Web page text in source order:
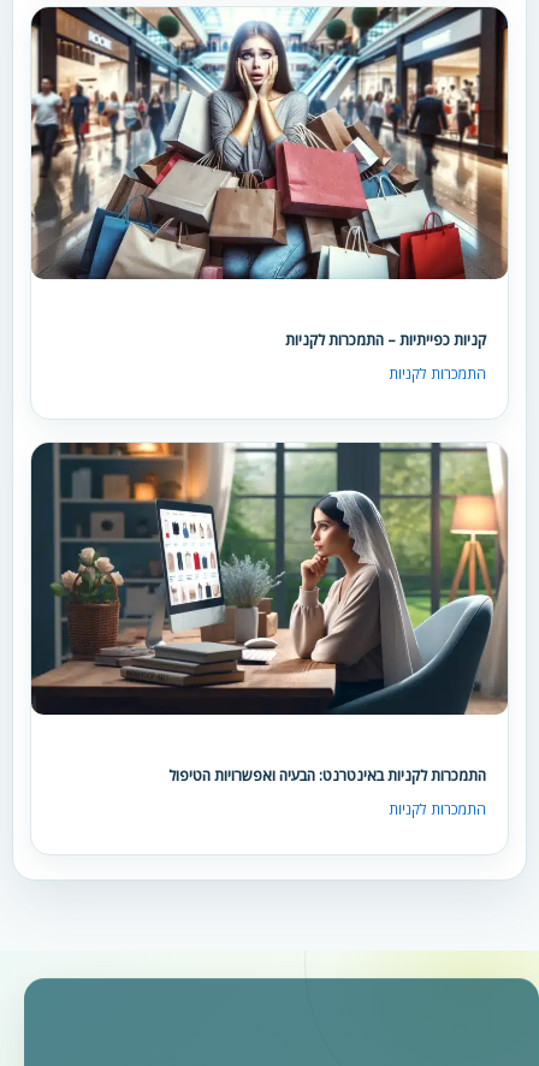
קניות כפייתיות – התמכרות לקניות
התמכרות לקניות
התמכרות לקניות באינטרנט: הבעיה ואפשרויות הטיפול
התמכרות לקניות